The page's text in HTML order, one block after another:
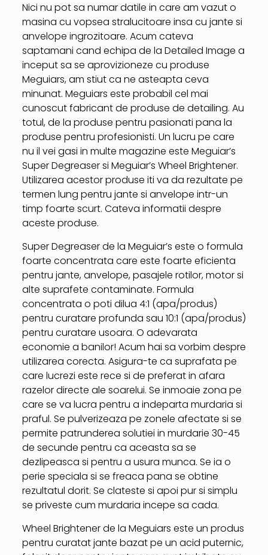
Nici nu pot sa numar datile in care am vazut o
masina cu vopsea stralucitoare insa cu jante si
anvelope ingrozitoare. Acum cateva
saptamani cand echipa de la Detailed Image a
inceput sa se aprovizioneze cu produse
Meguiars, am stiut ca ne asteapta ceva
minunat. Meguiars este probabil cel mai
cunoscut fabricant de produse de detailing. Au
totul, de la produse pentru pasionati pana la
produse pentru profesionisti. Un lucru pe care
nu il vei gasi in multe magazine este Meguiar’s
Super Degreaser si Meguiar’s Wheel Brightener.
Utilizarea acestor produse iti va da rezultate pe
termen lung pentru jante si anvelope intr-un
timp foarte scurt. Cateva informatii despre
aceste produse.
Super Degreaser de la Meguiar’s este o formula
foarte concentrata care este foarte eficienta
pentru jante, anvelope, pasajele rotilor, motor si
alte suprafete contaminate. Formula
concentrata o poti dilua 4:1 (apa/produs)
pentru curatare profunda sau 10:1 (apa/produs)
pentru curatare usoara. O adevarata
economie a banilor! Acum hai sa vorbim despre
utilizarea corecta. Asigura-te ca suprafata pe
care lucrezi este rece si de preferat in afara
razelor directe ale soarelui. Se inmoaie zona pe
care se va lucra pentru a indeparta murdaria si
praful. Se pulverizeaza pe zonele afectate si se
permite patrunderea solutiei in murdarie 30-45
de secunde pentru ca aceasta sa se
dezlipeasca si pentru a usura munca. Se ia o
perie speciala si se freaca pana se obtine
rezultatul dorit. Se clateste si apoi pur si simplu
se priveste cum murdaria incepe sa cada.
Wheel Brightener de la Meguiars este un produs
pentru curatat jante bazat pe un acid puternic,